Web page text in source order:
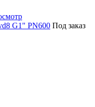
G1" PN600 Под заказ